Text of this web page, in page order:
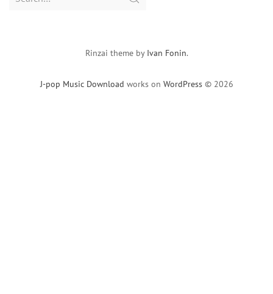
J-pop Music Download works on WordPress © 2026
Rinzai theme by Ivan Fonin.